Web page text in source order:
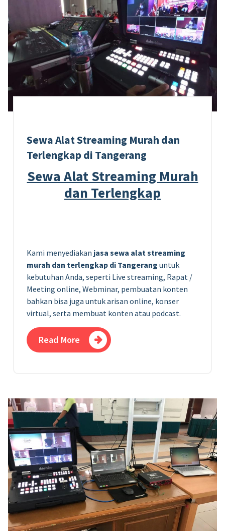
Sewa Alat Streaming Murah dan
Terlengkap di Tangerang
Sewa Alat Streaming Murah
dan Terlengkap
Kami menyediakan jasa sewa alat streaming
murah dan terlengkap di Tangerang untuk
kebutuhan Anda, seperti Live streaming, Rapat /
Meeting online, Webminar, pembuatan konten
bahkan bisa juga untuk arisan online, konser
virtual, serta membuat konten atau podcast.
Read More